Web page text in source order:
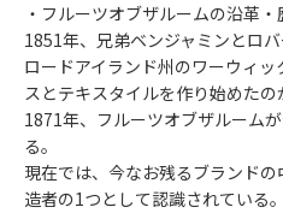
・フルーツオブザルームの沿革・
1851年、兄弟ベンジャミンとロ
ロードアイランド州のワーウィ
スとテキスタイルを作り始めたの
1871年、フルーツオブザルーム
る。
現在では、今なお残るブランド
造者の1つとして認識されている。